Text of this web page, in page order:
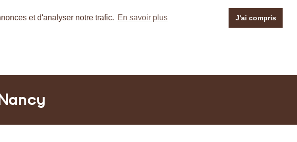
et d'analyser notre trafic. En savoir plus J'ai compris